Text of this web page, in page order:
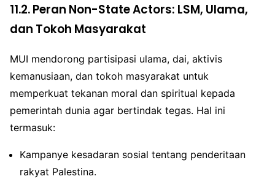
11.2. Peran Non-State Actors: LSM, Ulama,
dan Tokoh Masyarakat
MUI mendorong partisipasi ulama, dai, aktivis
kemanusiaan, dan tokoh masyarakat untuk
memperkuat tekanan moral dan spiritual kepada
pemerintah dunia agar bertindak tegas. Hal ini
termasuk:
Kampanye kesadaran sosial tentang penderitaan
rakyat Palestina.